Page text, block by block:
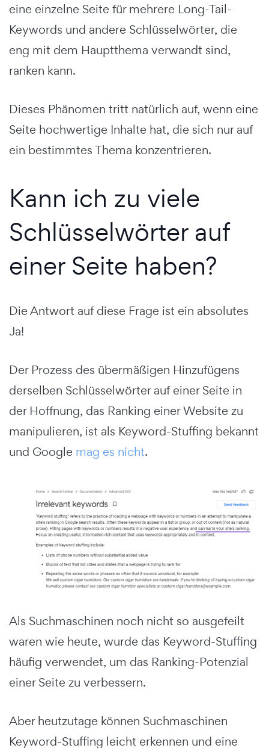
eine einzelne Seite für mehrere Long-Tail-
Keywords und andere Schlüsselwörter, die
eng mit dem Hauptthema verwandt sind,
ranken kann.
Dieses Phänomen tritt natürlich auf, wenn eine
Seite hochwertige Inhalte hat, die sich nur auf
ein bestimmtes Thema konzentrieren.
Kann ich zu viele
Schlüsselwörter auf
einer Seite haben?
Die Antwort auf diese Frage ist ein absolutes
Ja!
Der Prozess des übermäßigen Hinzufügens
derselben Schlüsselwörter auf einer Seite in
der Hoffnung, das Ranking einer Website zu
manipulieren, ist als Keyword-Stuffing bekannt
und Google mag es nicht.
Als Suchmaschinen noch nicht so ausgefeilt
waren wie heute, wurde das Keyword-Stuffing
häufig verwendet, um das Ranking-Potenzial
einer Seite zu verbessern.
Aber heutzutage können Suchmaschinen
Keyword-Stuffing leicht erkennen und eine